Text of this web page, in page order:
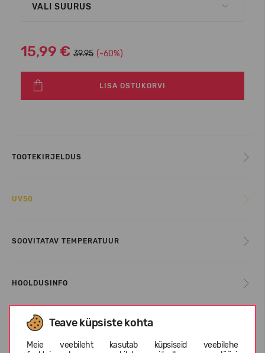
Teave küpsiste kohta
Meie veebileht kasutab küpsiseid veebilehe
VALI SUURUS
15,99 € 39.95 (-60%)
LISA OSTUKORVI
TOOTEKIRJELDUS
UV50
SOOVITATAV TEMPERATUUR
HOOLDUSINFO
INFORMATSIOON KOHTA REIMA